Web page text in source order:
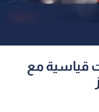
قياسية مع